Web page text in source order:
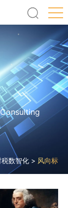
税数智化 > 风向标